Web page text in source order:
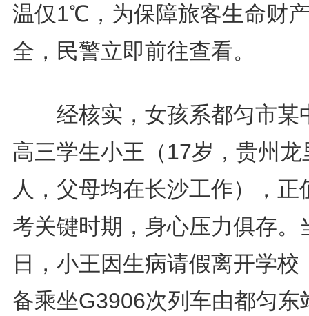
温仅1℃，为保障旅客生命财
全，民警立即前往查看。
经核实，女孩系都匀市某
高三学生小王（17岁，贵州龙
人，父母均在长沙工作），正
考关键时期，身心压力俱存。
日，小王因生病请假离开学校
备乘坐G3906次列车由都匀东